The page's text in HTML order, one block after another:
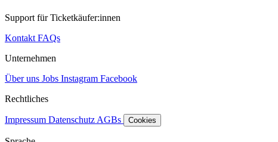
Support für Ticketkäufer:innen
Kontakt FAQs
Unternehmen
Über uns Jobs Instagram Facebook
Rechtliches
Impressum Datenschutz AGBs Cookies